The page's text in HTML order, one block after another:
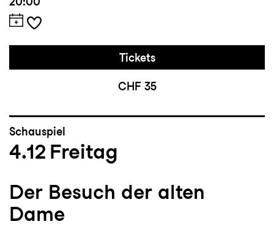
Tickets
CHF 35
Schauspiel
4.12 Freitag
Der Besuch der alten
Dame